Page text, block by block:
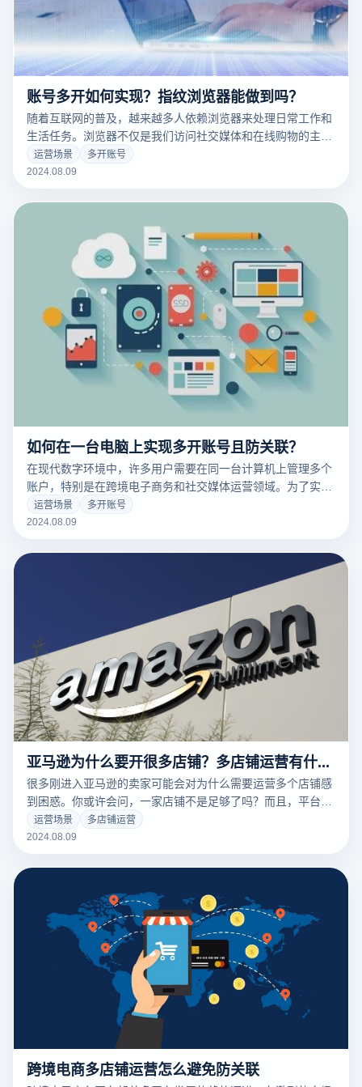
账号多开如何实现？指纹浏览器能做到吗？
随着互联网的普及，越来越多人依赖浏览器来处理日常工作和
生活任务。浏览器不仅是我们访问社交媒体和在线购物的主要
工具，还承担着处理各种业务和个人事务的重任。然而，当需
要同时操作多个账号时，传统浏览器的限制可能会导致不少麻
有什么多开账号解决办法呢？
运营场景
多开账号
2024.08.09
如何在一台电脑上实现多开账号且防关联？
在现代数字环境中，许多用户需要在同一台计算机上管理多个
账户，特别是在跨境电子商务和社交媒体运营领域。为了实现
多账户管理，不仅需要能够在不同账户之间无缝切换，还要确
保每个账户独立运行，避免被平台检测到关联。这对于提高工
实现账户多开，防止关联问题，并提供有效的解决方案和技术
手段，帮助用户更好地管理多个账户，提升业务运营的效率和
运营场景
多开账号
2024.08.09
亚马逊为什么要开很多店铺？多店铺运营有什么好处？
很多刚进入亚马逊的卖家可能会对为什么需要运营多个店铺感
到困惑。你或许会问，一家店铺不是足够了吗？而且，平台似
乎对多店铺经营的卖家并不友好。确实，拥有多家店铺需要申
请多套法人信息和注册公司，同时也要投入额外精力来避免账
理由，并提供一些建议来帮助大家合规地培养新店铺。 为什么
需要开设多个店铺？
运营场景
多店铺运营
2024.08.09
跨境电商多店铺运营怎么避免防关联